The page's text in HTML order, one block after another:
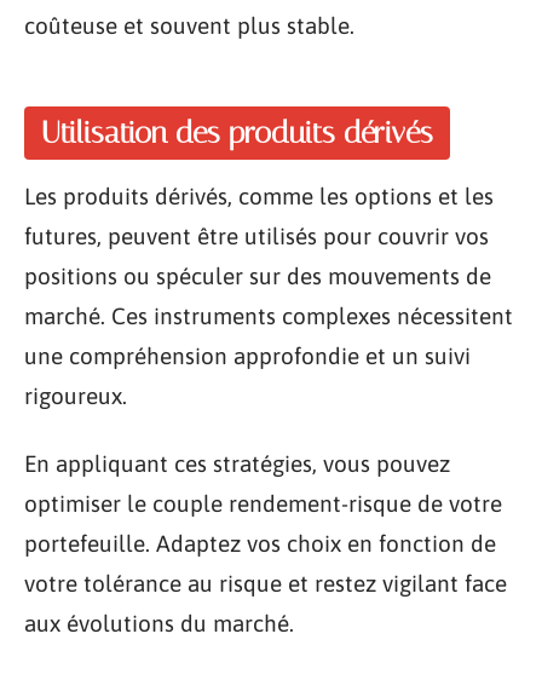
coûteuse et souvent plus stable.
Utilisation des produits dérivés
Les produits dérivés, comme les options et les
futures, peuvent être utilisés pour couvrir vos
positions ou spéculer sur des mouvements de
marché. Ces instruments complexes nécessitent
une compréhension approfondie et un suivi
rigoureux.
En appliquant ces stratégies, vous pouvez
optimiser le couple rendement-risque de votre
portefeuille. Adaptez vos choix en fonction de
votre tolérance au risque et restez vigilant face
aux évolutions du marché.